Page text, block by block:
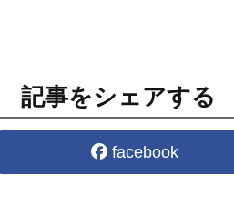
記事をシェアする
facebook